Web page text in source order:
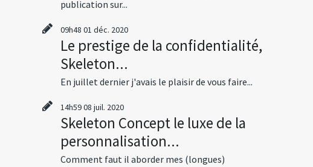
publication sur...
09h48 01 déc. 2020
Le prestige de la confidentialité,
Skeleton...
En juillet dernier j'avais le plaisir de vous faire...
14h5908 juil. 2020
Skeleton Concept le luxe de la
personnalisation...
Comment faut il aborder mes (longues)